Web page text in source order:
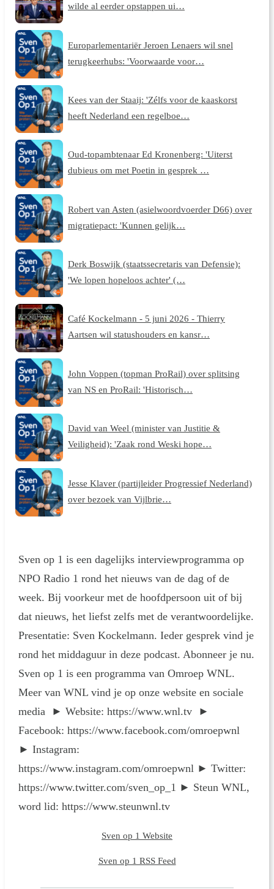
wilde al eerder opstappen ui…
Europarlementariër Jeroen Lenaers wil snel
terugkeerhubs: 'Voorwaarde voor…
Kees van der Staaij: 'Zélfs voor de kaaskorst
heeft Nederland een regelboe…
Oud-topambtenaar Ed Kronenberg: 'Uiterst
dubieus om met Poetin in gesprek …
Robert van Asten (asielwoordvoerder D66) over
migratiepact: 'Kunnen gelijk…
Derk Boswijk (staatssecretaris van Defensie):
'We lopen hopeloos achter' (…
Café Kockelmann - 5 juni 2026 - Thierry
Aartsen wil statushouders en kansr…
John Voppen (topman ProRail) over splitsing
van NS en ProRail: 'Historisch…
David van Weel (minister van Justitie &
Veiligheid): 'Zaak rond Weski hope…
Jesse Klaver (partijleider Progressief Nederland)
over bezoek van Vijlbrie…
Sven op 1 is een dagelijks interviewprogramma op
NPO Radio 1 rond het nieuws van de dag of de
week. Bij voorkeur met de hoofdpersoon uit of bij
dat nieuws, het liefst zelfs met de verantwoordelijke.
Presentatie: Sven Kockelmann. Ieder gesprek vind je
rond het middaguur in deze podcast. Abonneer je nu.
Sven op 1 is een programma van Omroep WNL.
Meer van WNL vind je op onze website en sociale
media ► Website: https://www.wnl.tv ►
Facebook: https://www.facebook.com/omroepwnl
► Instagram:
https://www.instagram.com/omroepwnl ► Twitter:
https://www.twitter.com/sven_op_1 ► Steun WNL,
word lid: https://www.steunwnl.tv
Sven op 1 Website
Sven op 1 RSS Feed